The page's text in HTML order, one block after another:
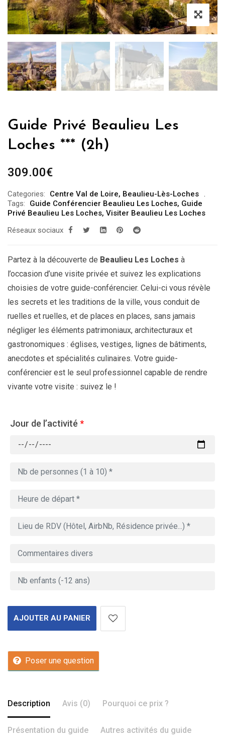
Guide Privé Beaulieu Les
Loches *** (2h)
309.00€
Categories: Centre Val de Loire, Beaulieu-Lès-Loches
Tags:
Guide Conférencier Beaulieu Les Loches, Guide
Privé Beaulieu Les Loches, Visiter Beaulieu Les Loches
Réseaux sociaux
Partez à la découverte de Beaulieu Les Loches à
l’occasion d’une visite privée et suivez les explications
choisies de votre guide-conférencier. Celui-ci vous révèle
les secrets et les traditions de la ville, vous conduit de
ruelles et ruelles, et de places en places, sans jamais
négliger les éléments patrimoniaux, architecturaux et
gastronomiques : églises, vestiges, lignes de bâtiments,
anecdotes et spécialités culinaires. Votre guide-
conférencier est le seul professionnel capable de rendre
vivante votre visite : suivez le !
Jour de l’activité *
AJOUTER AU PANIER
Poser une question
Description Avis (0) Pourquoi ce prix ?
Présentation du guide Autres activités du guide